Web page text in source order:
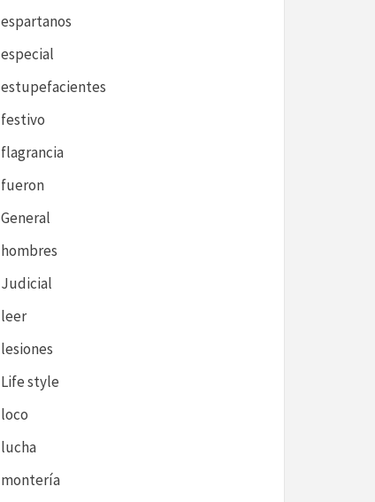
espartanos
especial
estupefacientes
festivo
flagrancia
fueron
General
hombres
Judicial
leer
lesiones
Life style
loco
lucha
montería